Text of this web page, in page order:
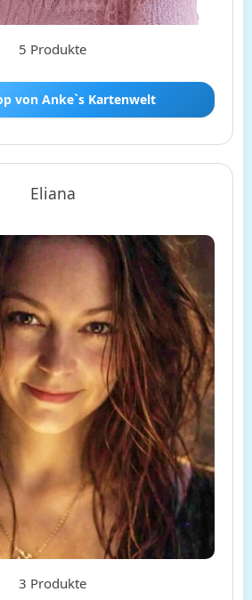
5 Produkte
von Anke`s Kartenwelt
Eliana
3 Produkte